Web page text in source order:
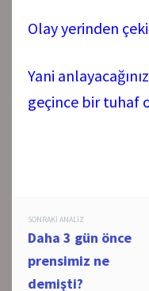
Olay yerinden
Yani
geçince bir tuhaf
Post
navigation
SONRAKI ANALIZ
Daha 3 gün önce
prensimiz ne
demişti?